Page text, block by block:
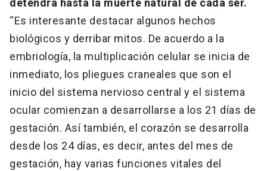
detendrá hasta la muerte natural de cada ser.
“Es interesante destacar algunos hechos
biológicos y derribar mitos. De acuerdo a la
embriología, la multiplicación celular se inicia de
inmediato, los pliegues craneales que son el
inicio del sistema nervioso central y el sistema
ocular comienzan a desarrollarse a los 21 días de
gestación. Así también, el corazón se desarrolla
desde los 24 días, es decir, antes del mes de
gestación, hay varias funciones vitales del